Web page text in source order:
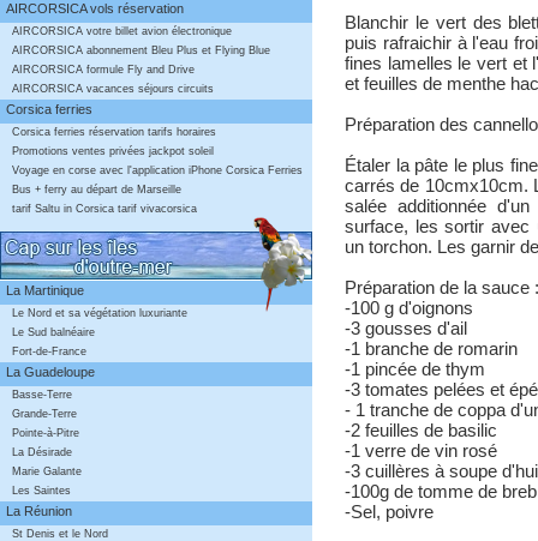
AIRCORSICA vols réservation
AIRCORSICA votre billet avion électronique
AIRCORSICA abonnement Bleu Plus et Flying Blue
AIRCORSICA formule Fly and Drive
AIRCORSICA vacances séjours circuits
Corsica ferries
Corsica ferries réservation tarifs horaires
Promotions ventes privées jackpot soleil
Voyage en corse avec l'application iPhone Corsica Ferries
Bus + ferry au départ de Marseille
tarif Saltu in Corsica tarif vivacorsica
La Martinique
Le Nord et sa végétation luxuriante
Le Sud balnéaire
Fort-de-France
La Guadeloupe
Basse-Terre
Grande-Terre
Pointe-à-Pitre
La Désirade
Marie Galante
Les Saintes
La Réunion
St Denis et le Nord
Blanchir le vert des
puis rafraichir à l'eau
fines lamelles le vert et
et feuilles de menthe
Préparation des
Étaler la pâte le plus
carrés de 10cmx10cm.
salée additionnée
surface, les sortir avec
un torchon. Les garnir
Préparation de la sauce :
-100 g d'oignons
-3 gousses d'ail
-1 branche de romarin
-1 pincée de thym
-3 tomates pelées et
- 1 tranche de coppa
-2 feuilles de basilic
-1 verre de vin rosé
-3 cuillères à soupe
-100g de tomme de
-Sel, poivre